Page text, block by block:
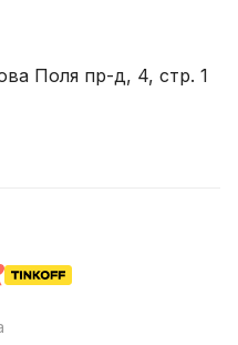
Поля пр-д, 4, стр. 1